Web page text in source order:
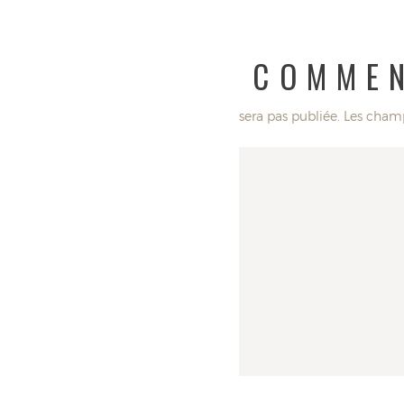
POST A
Votre adresse e-mail ne sera pas publiée. Les